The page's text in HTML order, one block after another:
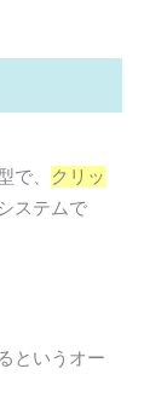
で、
クリッ
ステムで
というオー